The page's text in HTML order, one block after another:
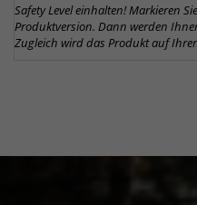
Safety Level einhalten! Markieren
Produktversion. Dann werden
Zugleich wird das Produkt auf